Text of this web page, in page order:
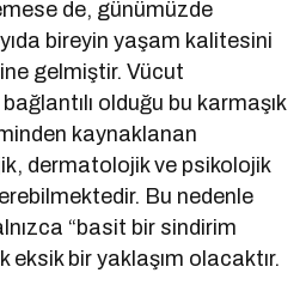
de, günümüzde
bireyin yaşam kalitesini
gelmiştir. Vücut
olduğu bu karmaşık
kaynaklanan
dermatolojik ve psikolojik
Bu nedenle
“basit bir sindirim
eksik bir yaklaşım olacaktır.